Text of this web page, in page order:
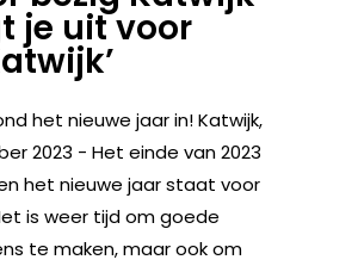
je uit voor
het nieuwe jaar in! Katwijk,
2023 - Het einde van 2023
het nieuwe jaar staat voor
is weer tijd om goede
te maken, maar ook om